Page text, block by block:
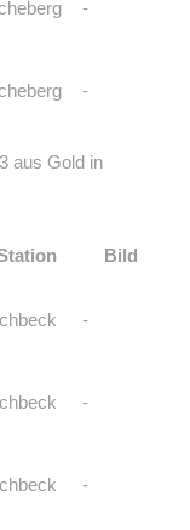
-
-
aus Gold in
Bild
-
-
-